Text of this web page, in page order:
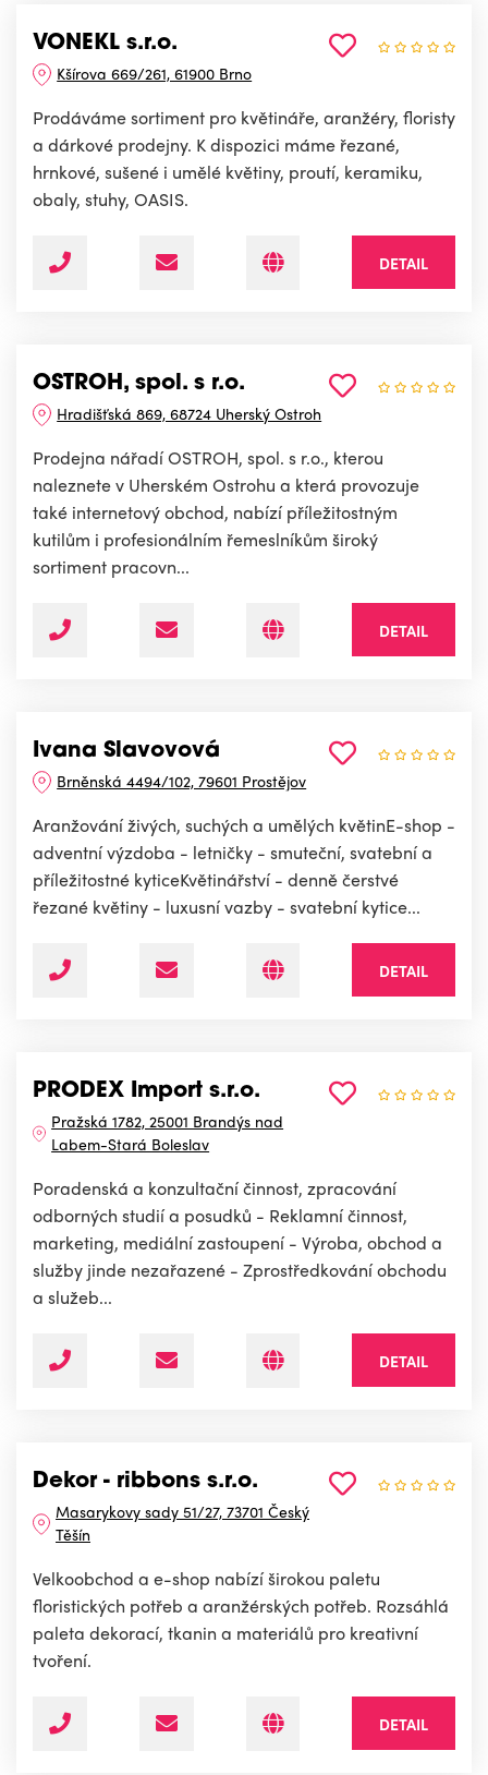
VONEKL s.r.o.
Kšírova 669/261, 61900 Brno
Prodáváme sortiment pro květináře, aranžéry, floristy
a dárkové prodejny. K dispozici máme řezané,
hrnkové, sušené i umělé květiny, proutí, keramiku,
obaly, stuhy, OASIS.
DETAIL
OSTROH, spol. s r.o.
Hradišťská 869, 68724 Uherský Ostroh
Prodejna nářadí OSTROH, spol. s r.o., kterou
naleznete v Uherském Ostrohu a která provozuje
také internetový obchod, nabízí příležitostným
kutilům i profesionálním řemeslníkům široký
sortiment pracovn...
DETAIL
Ivana Slavovová
Brněnská 4494/102, 79601 Prostějov
Aranžování živých, suchých a umělých květinE-shop -
adventní výzdoba - letničky - smuteční, svatební a
příležitostné kyticeKvětinářství - denně čerstvé
řezané květiny - luxusní vazby - svatební kytice...
DETAIL
PRODEX Import s.r.o.
Pražská 1782, 25001 Brandýs nad
Labem-Stará Boleslav
Poradenská a konzultační činnost, zpracování
odborných studií a posudků - Reklamní činnost,
marketing, mediální zastoupení - Výroba, obchod a
služby jinde nezařazené - Zprostředkování obchodu
a služeb...
DETAIL
Dekor - ribbons s.r.o.
Masarykovy sady 51/27, 73701 Český
Těšín
Velkoobchod a e-shop nabízí širokou paletu
floristických potřeb a aranžérských potřeb. Rozsáhlá
paleta dekorací, tkanin a materiálů pro kreativní
tvoření.
DETAIL